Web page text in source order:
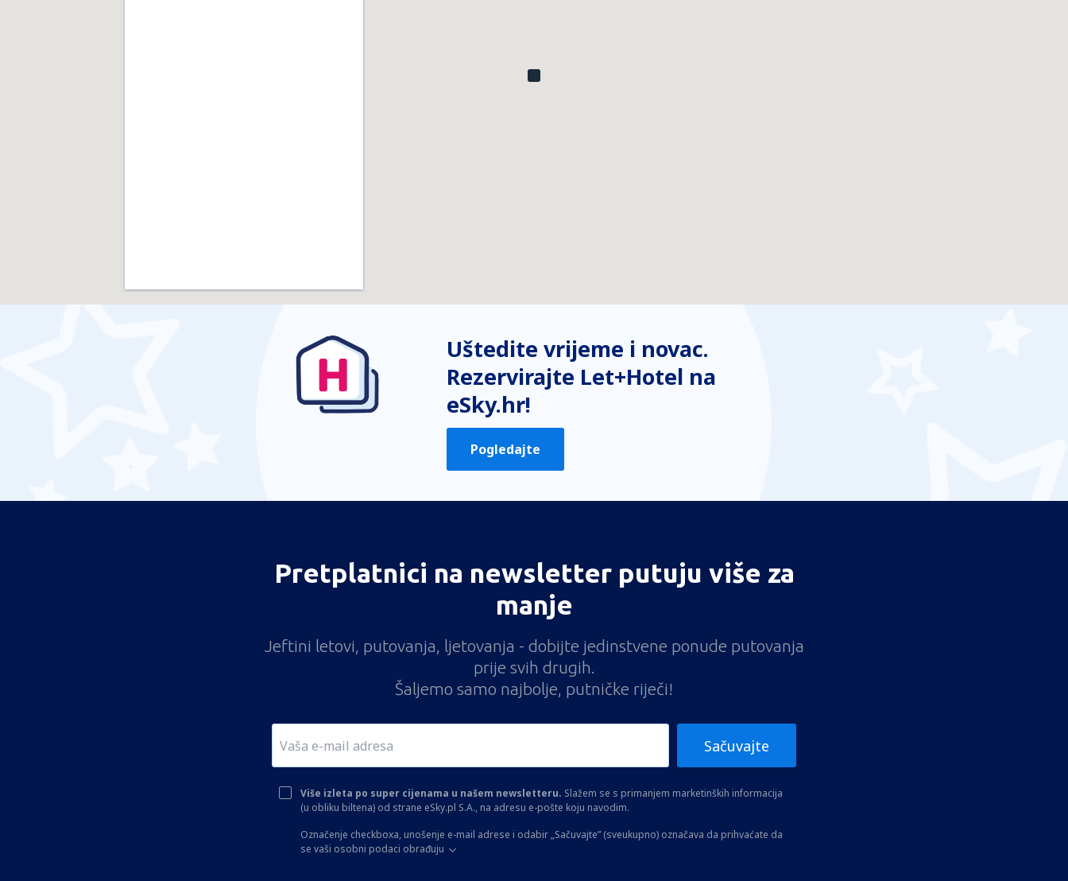
Uštedite vrijeme i novac.
Rezervirajte Let+Hotel na
eSky.hr!
Pogledajte
Pretplatnici na newsletter putuju više za
manje
Jeftini letovi, putovanja, ljetovanja - dobijte jedinstvene ponude putovanja
prije svih drugih.
Šaljemo samo najbolje, putničke riječi!
Sačuvajte
Više izleta po super cijenama u našem newsletteru. Slažem se s primanjem marketinških informacija
(u obliku biltena) od strane eSky.pl S.A., na adresu e-pošte koju navodim.
Označenje checkboxa, unošenje e-mail adrese i odabir „Sačuvajte” (sveukupno) označava da prihvaćate da
se vaši osobni podaci obrađuju